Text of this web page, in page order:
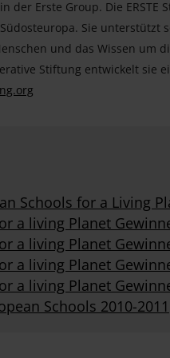
der Erste Group. Die
Sie unterstützt
und das Wissen um
Stiftung entwickelt sie
Schools for a Living
a living Planet
a living Planet
a living Planet
a living Planet
Schools 2010-2011